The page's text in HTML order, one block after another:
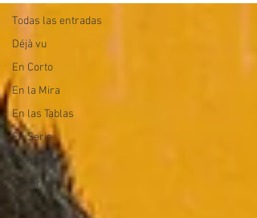
Todas las entradas
Déjà vu
En Corto
En la Mira
En las Tablas
En Serie
Memo
Oscar
Top